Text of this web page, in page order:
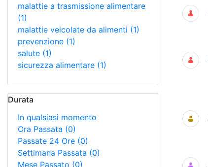
malattie a trasmissione alimentare
(1)
malattie veicolate da alimenti (1)
prevenzione (1)
salute (1)
sicurezza alimentare (1)
Durata
In qualsiasi momento
Ora Passata (0)
Passate 24 Ore (0)
Settimana Passata (0)
Mese Passato (0)